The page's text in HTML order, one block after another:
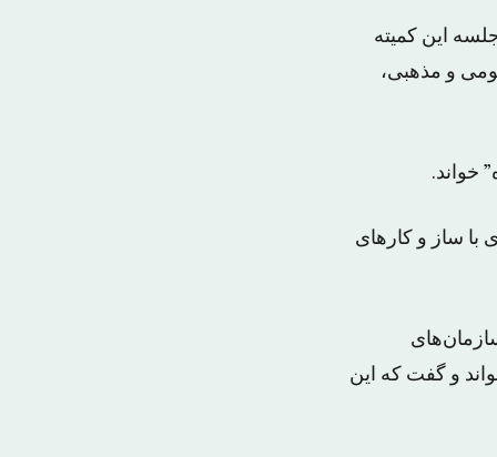
این کمیته
و مذهبی،
خواند.
با ساز و کارهای
و گفت که این